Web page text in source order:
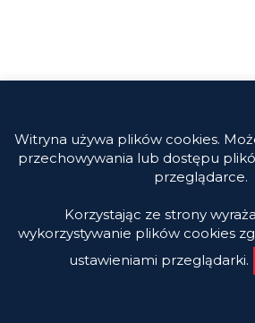
Witryna używa plików cookies.
przechowywania lub dostępu
przeglądarce.
Korzystając ze strony
wykorzystywanie plików cookies
ustawieniami przeglądarki.